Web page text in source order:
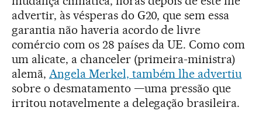
advertir, às vésperas do G20, que sem essa
garantia não haveria acordo de livre
comércio com os 28 países da UE. Como com
um alicate, a chanceler (primeira-ministra)
alemã, Angela Merkel, também lhe advertiu
sobre o desmatamento —uma pressão que
irritou notavelmente a delegação brasileira.